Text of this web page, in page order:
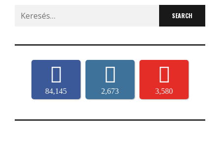
Search
for:
84,145 2,673 3,580